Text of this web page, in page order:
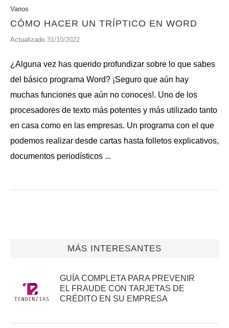
Varios
CÓMO HACER UN TRÍPTICO EN WORD
Actualizado 31/10/2022
¿Alguna vez has querido profundizar sobre lo que sabes
del básico programa Word? ¡Seguro que aún hay
muchas funciones que aún no conoces!. Uno de los
procesadores de texto más potentes y más utilizado tanto
en casa como en las empresas. Un programa con el que
podemos realizar desde cartas hasta folletos explicativos,
documentos periodísticos ...
MÁS INTERESANTES
GUÍA COMPLETA PARA PREVENIR
EL FRAUDE CON TARJETAS DE
CRÉDITO EN SU EMPRESA